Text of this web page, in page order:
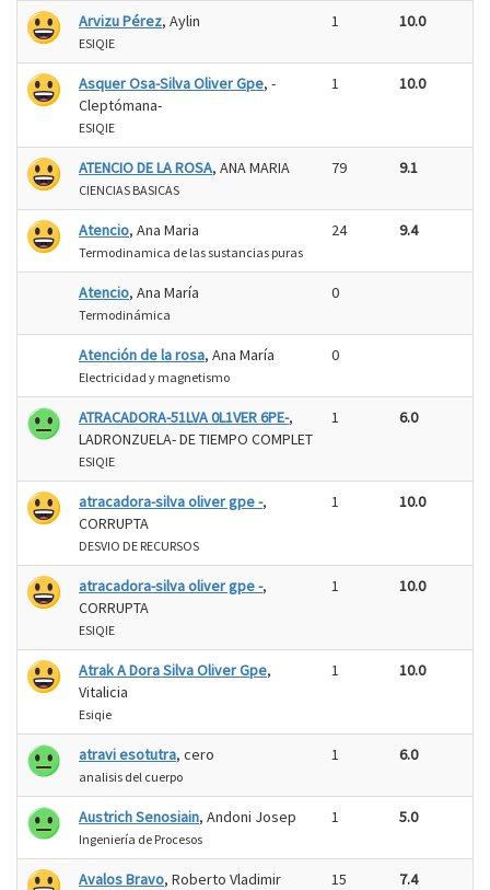
Arvizu Pérez, Aylin
ESIQIE
1 10.0
Asquer Osa-Silva Oliver Gpe, -
Cleptómana-
ESIQIE
1 10.0
ATENCIO DE LA ROSA, ANA MARIA
CIENCIAS BASICAS
79 9.1
Atencio, Ana Maria
Termodinamica de las sustancias puras
24 9.4
Atencio, Ana María
Termodinámica
0
Atención de la rosa, Ana María
Electricidad y magnetismo
0
ATRACADORA-51LVA 0L1VER 6PE-,
LADRONZUELA- DE TIEMPO COMPLET
ESIQIE
1 6.0
atracadora-silva oliver gpe -,
CORRUPTA
DESVIO DE RECURSOS
1 10.0
atracadora-silva oliver gpe -,
CORRUPTA
ESIQIE
1 10.0
Atrak A Dora Silva Oliver Gpe,
Vitalicia
Esiqie
1 10.0
atravi esotutra, cero
analisis del cuerpo
1 6.0
Austrich Senosiain, Andoni Josep
Ingeniería de Procesos
1 5.0
Avalos Bravo, Roberto Vladimir 15 7.4